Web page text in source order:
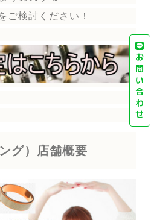
ご検討ください！
グ）店舗概要
お
問
い
合
わ
せ